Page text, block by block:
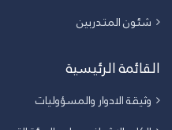
شئون المتدربين
القائمة الرئيسية
وثيقة الادوار والمسؤوليات